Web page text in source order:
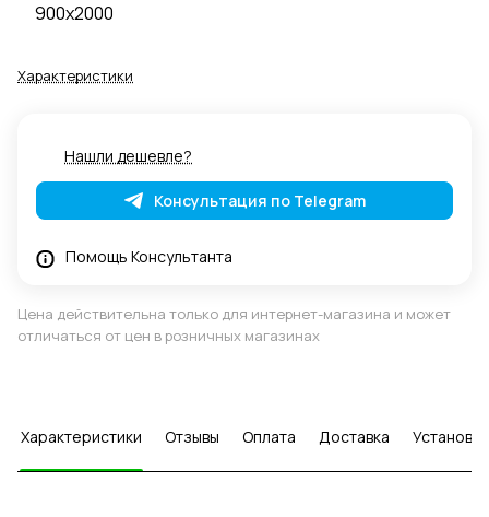
900x2000
Характеристики
Нашли дешевле?
Консультация по Telegram
Помощь Консультанта
Цена действительна только для интернет-магазина и может
отличаться от цен в розничных магазинах
Характеристики Отзывы Оплата Доставка Установка